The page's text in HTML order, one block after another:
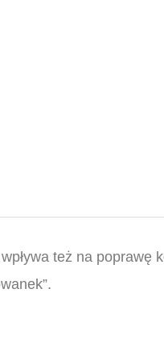
też na poprawę